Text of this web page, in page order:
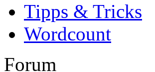
Tipps & Tricks
Wordcount
Forum